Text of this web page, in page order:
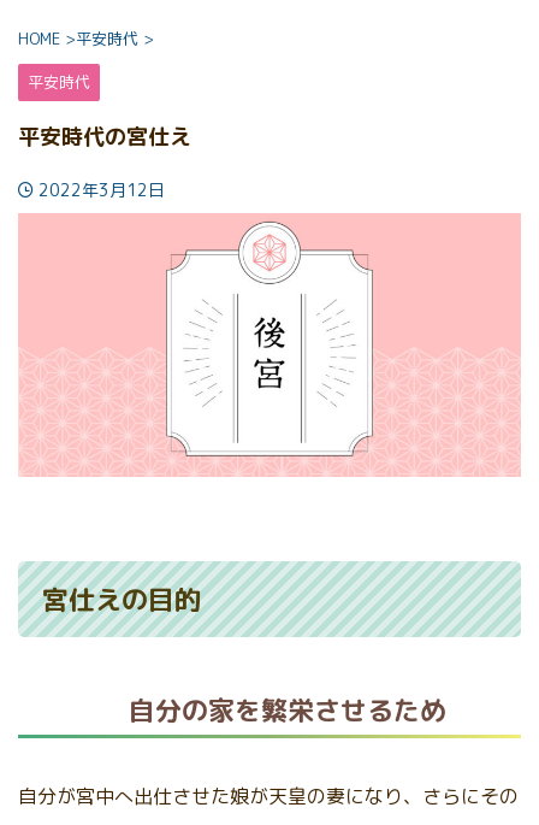
HOME >平安時代 >
平安時代
平安時代の宮仕え
2022年3月12日
宮仕えの目的
自分の家を繁栄させるため
自分が宮中へ出仕させた娘が天皇の妻になり、さらにその